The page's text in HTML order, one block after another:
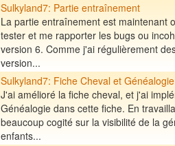
Sulkyland7: Partie entraînement
La partie entraînement est maintenant
tester et me rapporter les bugs ou
version 6. Comme j'ai régulièrement
version...
Sulkyland7: Fiche Cheval et Généalogie
J'ai amélioré la fiche cheval, et j'ai
Généalogie dans cette fiche. En
beaucoup cogité sur la visibilité de la
enfants...